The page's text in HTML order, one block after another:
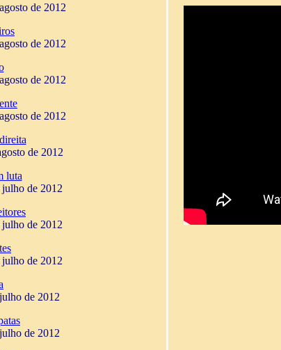
de 2012
de 2012
de 2012
de 2012
de 2012
luta
julho de 2012
julho de 2012
julho de 2012
de 2012
de 2012